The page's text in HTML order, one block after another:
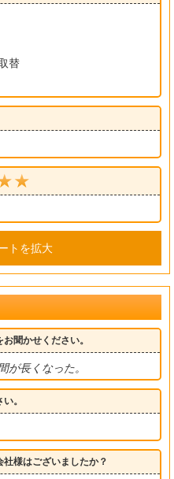
替
トを拡大
聞かせください。
が長くなった。
。
様はございましたか？